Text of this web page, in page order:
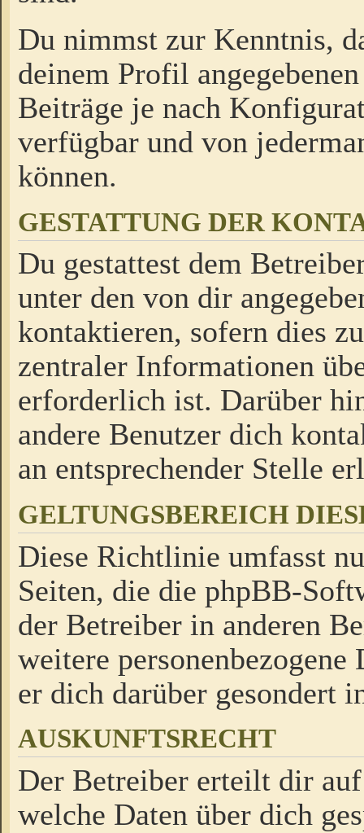
Du nimmst zur Kenntnis,
deinem Profil
Beiträge je nach
verfügbar und von
können.
GESTATTUNG DER
Du gestattest dem
unter den von dir
kontaktieren, sofern dies
zentraler Informationen
erforderlich ist. Darüber
andere Benutzer dich
an entsprechender Stelle
GELTUNGSBEREICH
Diese Richtlinie umfasst
Seiten, die die phpBB-
der Betreiber in anderen
weitere
er dich darüber gesondert
AUSKUNFTSRECHT
Der Betreiber erteilt dir
welche Daten über dich